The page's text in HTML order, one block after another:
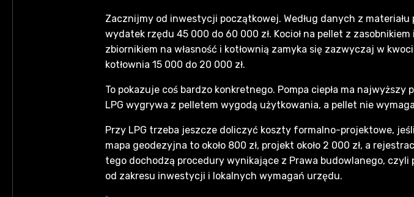
Zacznijmy od inwestycji początkowej. Według danych z
wydatek rzędu 45 000 do 60 000 zł. Kocioł na pellet z
zbiornikiem na własność i kotłownią zamyka się zazwyczaj w
kotłownia 15 000 do 20 000 zł.
To pokazuje coś bardzo konkretnego. Pompa ciepła ma
LPG wygrywa z pelletem wygodą użytkowania, a pellet nie
Przy LPG trzeba jeszcze doliczyć koszty formalno-projektowe,
mapa geodezyjna to około 800 zł, projekt około 2 000 zł, a
tego dochodzą procedury wynikające z Prawa budowlanego,
od zakresu inwestycji i lokalnych wymagań urzędu.